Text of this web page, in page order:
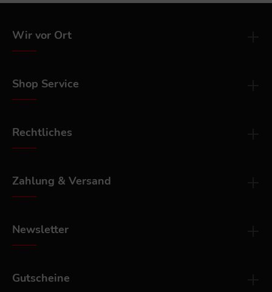
Wir vor Ort
Shop Service
Rechtliches
Zahlung & Versand
Newsletter
Gutscheine